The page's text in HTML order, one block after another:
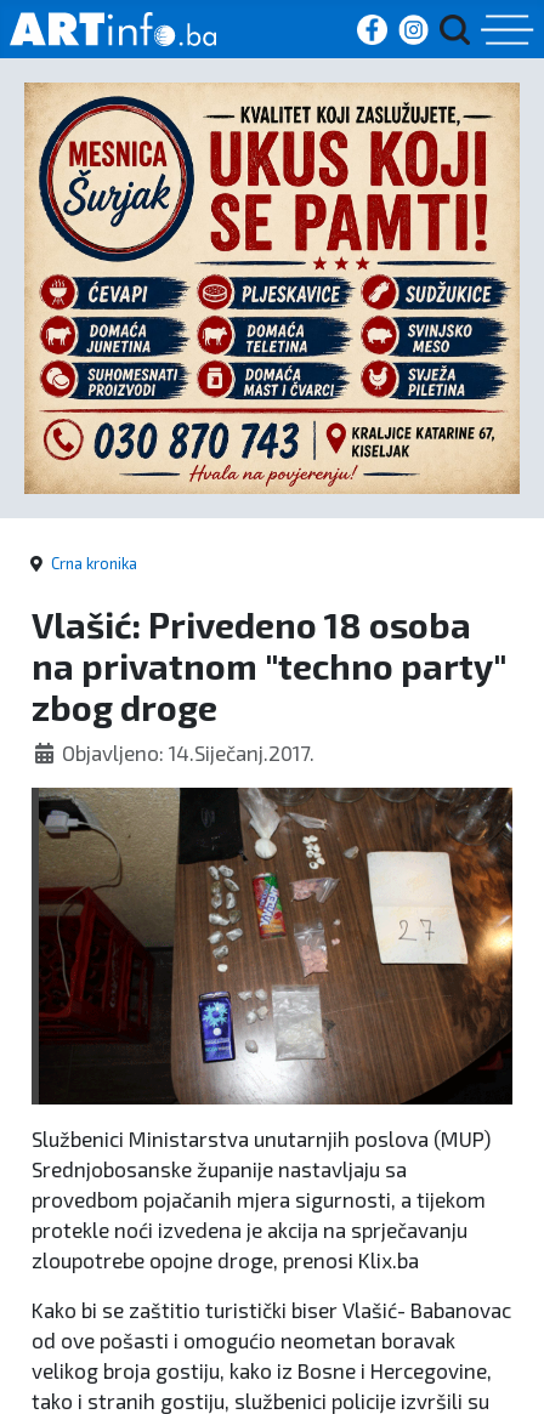
Početna
Vijesti
Sport
Kultura
Crna
kronika
Politika
Crna kronika
Vlašić: Privedeno 18 osoba
na privatnom "techno party"
zbog droge
Objavljeno: 14.Siječanj.2017.
Službenici Ministarstva unutarnjih poslova (MUP)
Srednjobosanske županije nastavljaju sa
provedbom pojačanih mjera sigurnosti, a tijekom
protekle noći izvedena je akcija na sprječavanju
zloupotrebe opojne droge, prenosi Klix.ba
Kako bi se zaštitio turistički biser Vlašić- Babanovac
od ove pošasti i omogućio neometan boravak
velikog broja gostiju, kako iz Bosne i Hercegovine,
tako i stranih gostiju, službenici policije izvršili su